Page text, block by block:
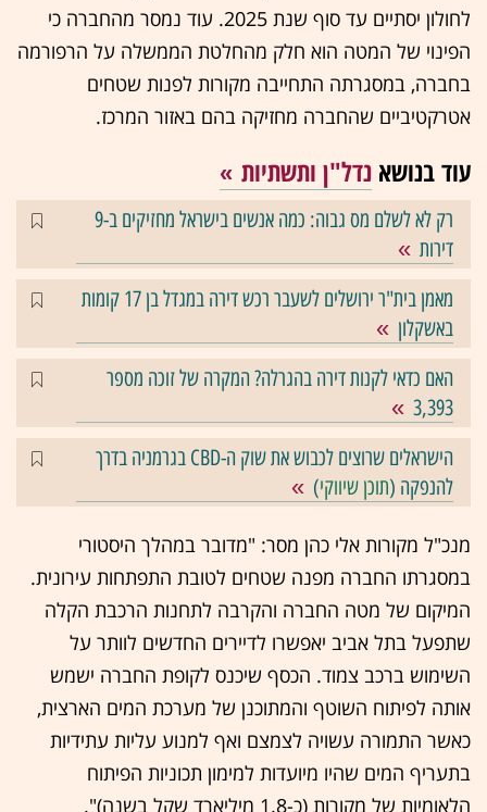
לחולון יסתיים עד סוף שנת 2025. עוד נמסר מהחברה כי
הפינוי של המטה הוא חלק מהחלטת הממשלה על הרפורמה
בחברה, במסגרתה התחייבה מקורות לפנות שטחים
אטרקטיביים שהחברה מחזיקה בהם באזור המרכז.
עוד בנושא נדל"ן ותשתיות
רק לא לשלם מס גבוה: כמה אנשים בישראל מחזיקים ב-9
דירות
מאמן בית"ר ירושלים לשעבר רכש דירה במגדל בן 17 קומות
באשקלון
האם כדאי לקנות דירה בהגרלה? המקרה של זוכה מספר
3,393
הישראלים שרוצים לכבוש את שוק ה-CBD בגרמניה בדרך
להנפקה (תוכן שיווקי)
מנכ"ל מקורות אלי כהן מסר: "מדובר במהלך היסטורי
במסגרתו החברה מפנה שטחים לטובת התפתחות עירונית.
המיקום של מטה החברה והקרבה לתחנות הרכבת הקלה
שתפעל בתל אביב יאפשרו לדיירים החדשים לוותר על
השימוש ברכב צמוד. הכסף שיכנס לקופת החברה ישמש
אותה לפיתוח השוטף והמתוכנן של מערכת המים הארצית,
כאשר התמורה עשויה לצמצם ואף למנוע עליות עתידיות
בתעריף המים שהיו מיועדות למימון תכוניות הפיתוח
הלאומיות של מקורות (כ-1.8 מיליארד שקל בשנה)".